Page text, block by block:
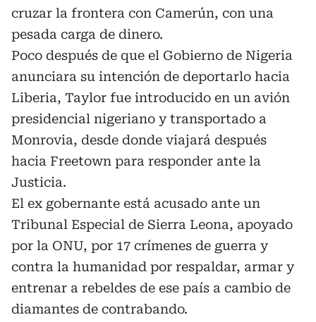
cruzar la frontera con Camerún, con una
pesada carga de dinero.
Poco después de que el Gobierno de Nigeria
anunciara su intención de deportarlo hacia
Liberia, Taylor fue introducido en un avión
presidencial nigeriano y transportado a
Monrovia, desde donde viajará después
hacia Freetown para responder ante la
Justicia.
El ex gobernante está acusado ante un
Tribunal Especial de Sierra Leona, apoyado
por la ONU, por 17 crímenes de guerra y
contra la humanidad por respaldar, armar y
entrenar a rebeldes de ese país a cambio de
diamantes de contrabando.